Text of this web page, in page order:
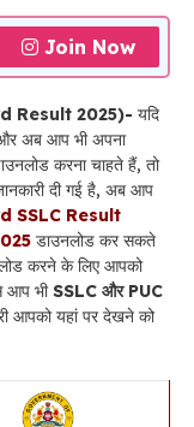
Join Now
Result 2025)- यदि
अब आप भी अपना
करना चाहते हैं, तो
दी गई है, अब आप
SSLC Result
डाउनलोड कर सकते
करने के लिए आपको
आप भीSSLC और PUC
आपको यहां पर देखने को